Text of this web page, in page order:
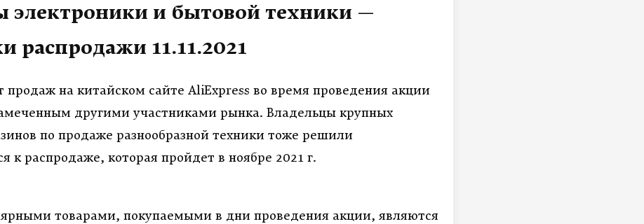
электроники и бытовой техники —
распродажи 11.11.2021
продаж на китайском сайте AliExpress во время проведения акции
другими участниками рынка. Владельцы крупных
по продаже разнообразной техники тоже решили
к распродаже, которая пройдет в ноябре 2021 г.
товарами, покупаемыми в дни проведения акции, являются